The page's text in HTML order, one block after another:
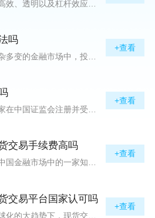
吗
+查看
中辉期货是一家在中国证监会注册并受其监管的期货公司。以其强大的资本实力、稳健的经营策略和严格的风险控制体系，赢得了业界的广泛认可和客户的信任。从公司成立时间、注册资本、经营范围以及历年的经营成绩来看，中辉期货展现出的行业地位和实力，为投资者提供了一定程度的信心保障。中辉期货提供包括期货交易、期货投资咨询、资产管理等在内的全方位服务。公司拥有一支经验丰富、专业素质高的团队，他们对市场动态有着敏锐的洞察力，能够为客户提供准确的市场分析和投资策略建议，帮助客户在复杂多变的市场中稳健
+查看
交易手续费高吗
东方财富作为中国金融市场中的一家知名综合金融服务公司，向广大投资者提供了包括期货交易在内的多项服务。而对于广大期货市场的投资者来说，交易成本无疑是他们在选择期货交易服务商时考虑的重要因素之一。在这期货交易手续费是影响交易成本的主要组成部分。很多投资者都十分关注“东方财富期货交易手续费高吗？”这一问题。本文将从多个角度对东方财富期货交易手续费进行分析，帮助投资者对此有一个全面的了解。在深入讨论之前，我们需要明确一个事实：期货交易手续费是指投资者在进行期货合约买卖时，需要支付给期
+查看
交易平台国家认可吗
+查看